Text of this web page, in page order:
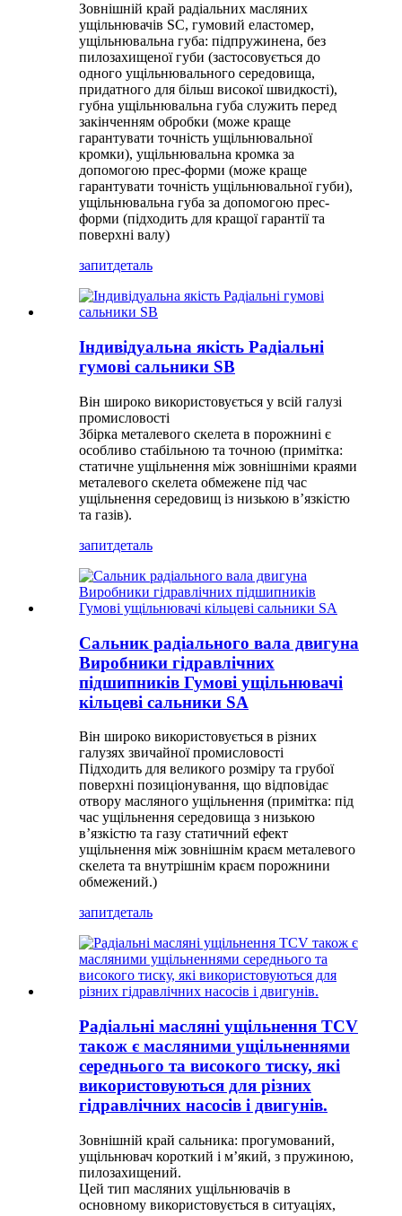
Зовнішній край радіальних масляних
ущільнювачів SC, гумовий еластомер,
ущільнювальна губа: підпружинена, без
пилозахищеної губи (застосовується до
одного ущільнювального середовища,
придатного для більш високої швидкості),
губна ущільнювальна губа служить перед
закінченням обробки (може краще
гарантувати точність ущільнювальної
кромки), ущільнювальна кромка за
допомогою прес-форми (може краще
гарантувати точність ущільнювальної губи),
ущільнювальна губа за допомогою прес-
форми (підходить для кращої гарантії та
поверхні валу)
запитдеталь
Індивідуальна якість Радіальні
гумові сальники SB
Він широко використовується у всій галузі
промисловості
Збірка металевого скелета в порожнині є
особливо стабільною та точною (примітка:
статичне ущільнення між зовнішніми краями
металевого скелета обмежене під час
ущільнення середовищ із низькою в’язкістю
та газів).
запитдеталь
Сальник радіального вала двигуна
Виробники гідравлічних
підшипників Гумові ущільнювачі
кільцеві сальники SA
Він широко використовується в різних
галузях звичайної промисловості
Підходить для великого розміру та грубої
поверхні позиціонування, що відповідає
отвору масляного ущільнення (примітка: під
час ущільнення середовища з низькою
в’язкістю та газу статичний ефект
ущільнення між зовнішнім краєм металевого
скелета та внутрішнім краєм порожнини
обмежений.)
запитдеталь
Радіальні масляні ущільнення TCV
також є масляними ущільненнями
середнього та високого тиску, які
використовуються для різних
гідравлічних насосів і двигунів.
Зовнішній край сальника: прогумований,
ущільнювач короткий і м’який, з пружиною,
пилозахищений.
Цей тип масляних ущільнювачів в
основному використовується в ситуаціях,